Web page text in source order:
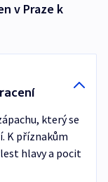
v Praze k
který se
K příznakům
hlavy a pocit